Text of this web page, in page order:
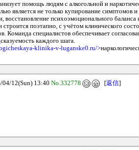
помощь людям с алкогольной и
является не только купирование симптомов
психоэмоционального баланса
поэтапно, с учётом клинического
Команда специалистов обеспечивает
каждого шага.
klinika-v-luganske0.ru/>
12(Sun) 13:40 No.332778 [返信]